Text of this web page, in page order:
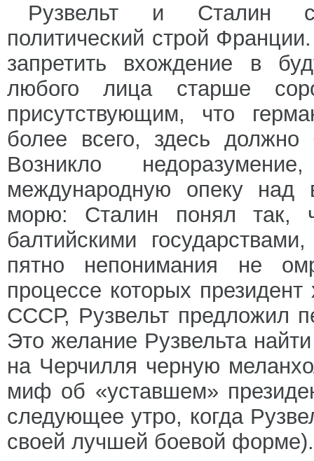
Рузвельт и Сталин
политический строй
запретить вхождение в
любого лица старше
присутствующим, что
более всего, здесь
Возникло
международную опеку над
морю: Сталин понял так,
балтийскими
пятно непонимания не
процессе которых президент
СССР, Рузвельт предложил
Это желание Рузвельта
на Черчилля черную
миф об «уставшем»
следующее утро, когда
своей лучшей боевой форме).